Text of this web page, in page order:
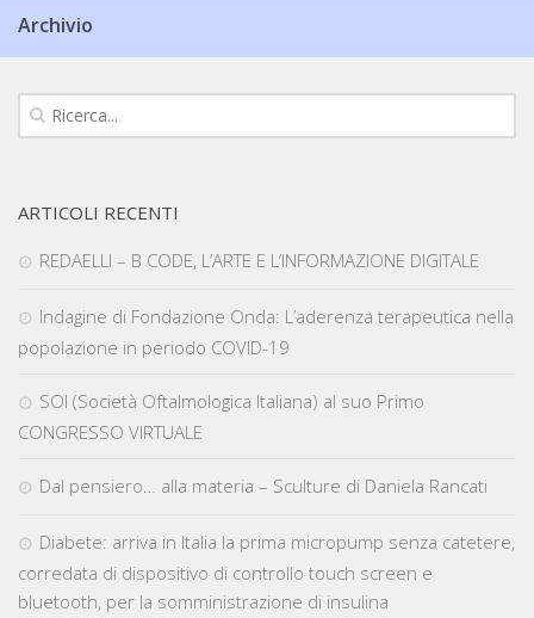
Archivio
ARTICOLI RECENTI
REDAELLI – B CODE, L’ARTE E L’INFORMAZIONE DIGITALE
Indagine di Fondazione Onda: L’aderenza terapeutica nella
popolazione in periodo COVID-19
SOI (Società Oftalmologica Italiana) al suo Primo
CONGRESSO VIRTUALE
Dal pensiero… alla materia – Sculture di Daniela Rancati
Diabete: arriva in Italia la prima micropump senza catetere,
corredata di dispositivo di controllo touch screen e
bluetooth, per la somministrazione di insulina